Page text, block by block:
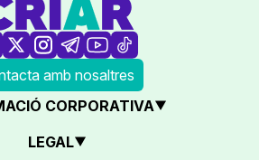
amb nosaltres
CORPORATIVA
LEGAL